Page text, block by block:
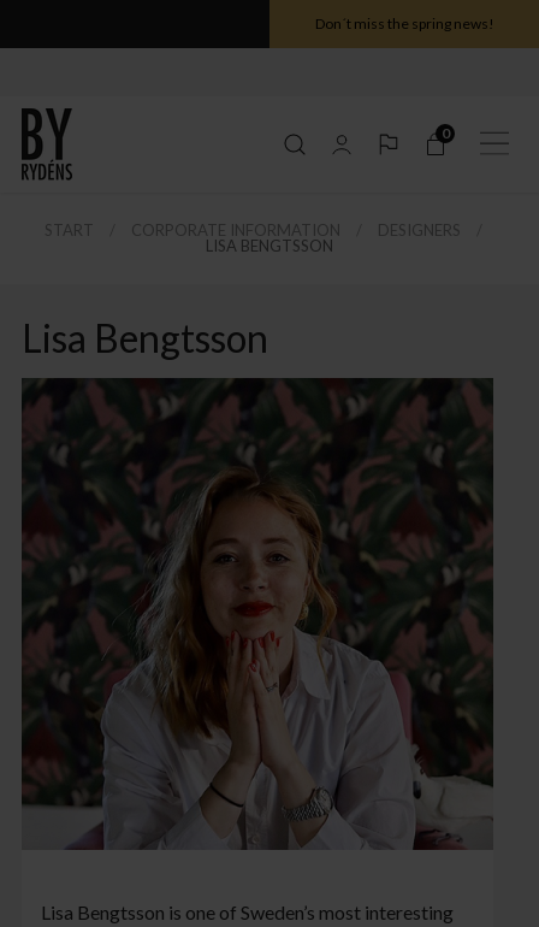
Don´t miss the spring news!
0
START CORPORATE INFORMATION
DESIGNERS
LISA BENGTSSON
Lisa Bengtsson
Lisa Bengtsson is one of Sweden’s most interesting